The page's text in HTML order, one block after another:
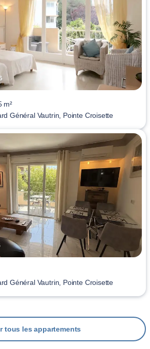
m²
Général Vautrin, Pointe Croisette
Général Vautrin, Pointe Croisette
tous les appartements